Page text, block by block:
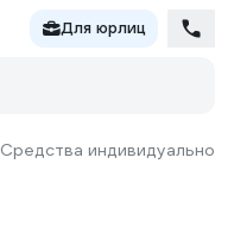
Для юрлиц
Средства индивидуальной